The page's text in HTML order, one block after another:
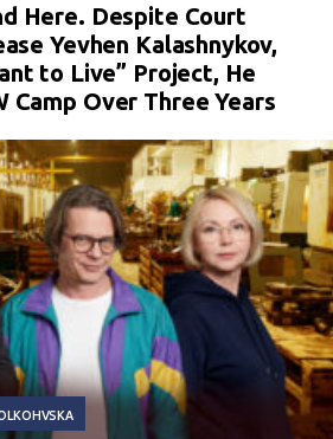
Here. Despite Court
Yevhen Kalashnykov,
to Live” Project, He
Camp Over Three Years